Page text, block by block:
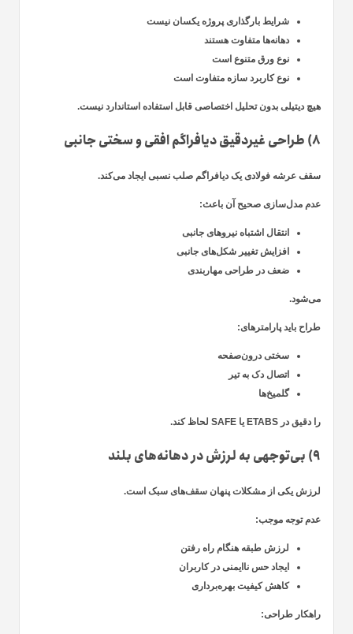
شرایط بارگذاری پروژه یکسان نیست
دهانه‌ها متفاوت هستند
نوع ورق متنوع است
نوع کاربرد سازه متفاوت است
هیچ دیتیلی بدون تحلیل اختصاصی قابل استفاده استاندارد نیست.
۸) طراحی غیردقیق دیافراگم افقی و سختی جانبی
سقف عرشه فولادی یک دیافراگم صلب نسبی ایجاد می‌کند.
عدم مدل‌سازی صحیح آن باعث:
انتقال اشتباه نیروهای جانبی
افزایش تغییر شکل‌های جانبی
ضعف در طراحی مهاربندی
می‌شود.
طراح باید پارامترهای:
سختی درون‌صفحه
اتصال دک به تیر
گلمیخ‌ها
را دقیق در ETABS یا SAFE لحاظ کند.
۹) بی‌توجهی به لرزش در دهانه‌های بلند
لرزش یکی از مشکلات پنهان سقف‌های سبک است.
عدم توجه موجب:
لرزش طبقه هنگام راه رفتن
ایجاد حس ناایمنی در کاربران
کاهش کیفیت بهره‌برداری
راهکار طراحی: